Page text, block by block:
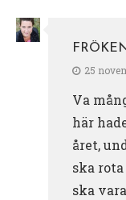
25
Va
här
året,
ska
ska